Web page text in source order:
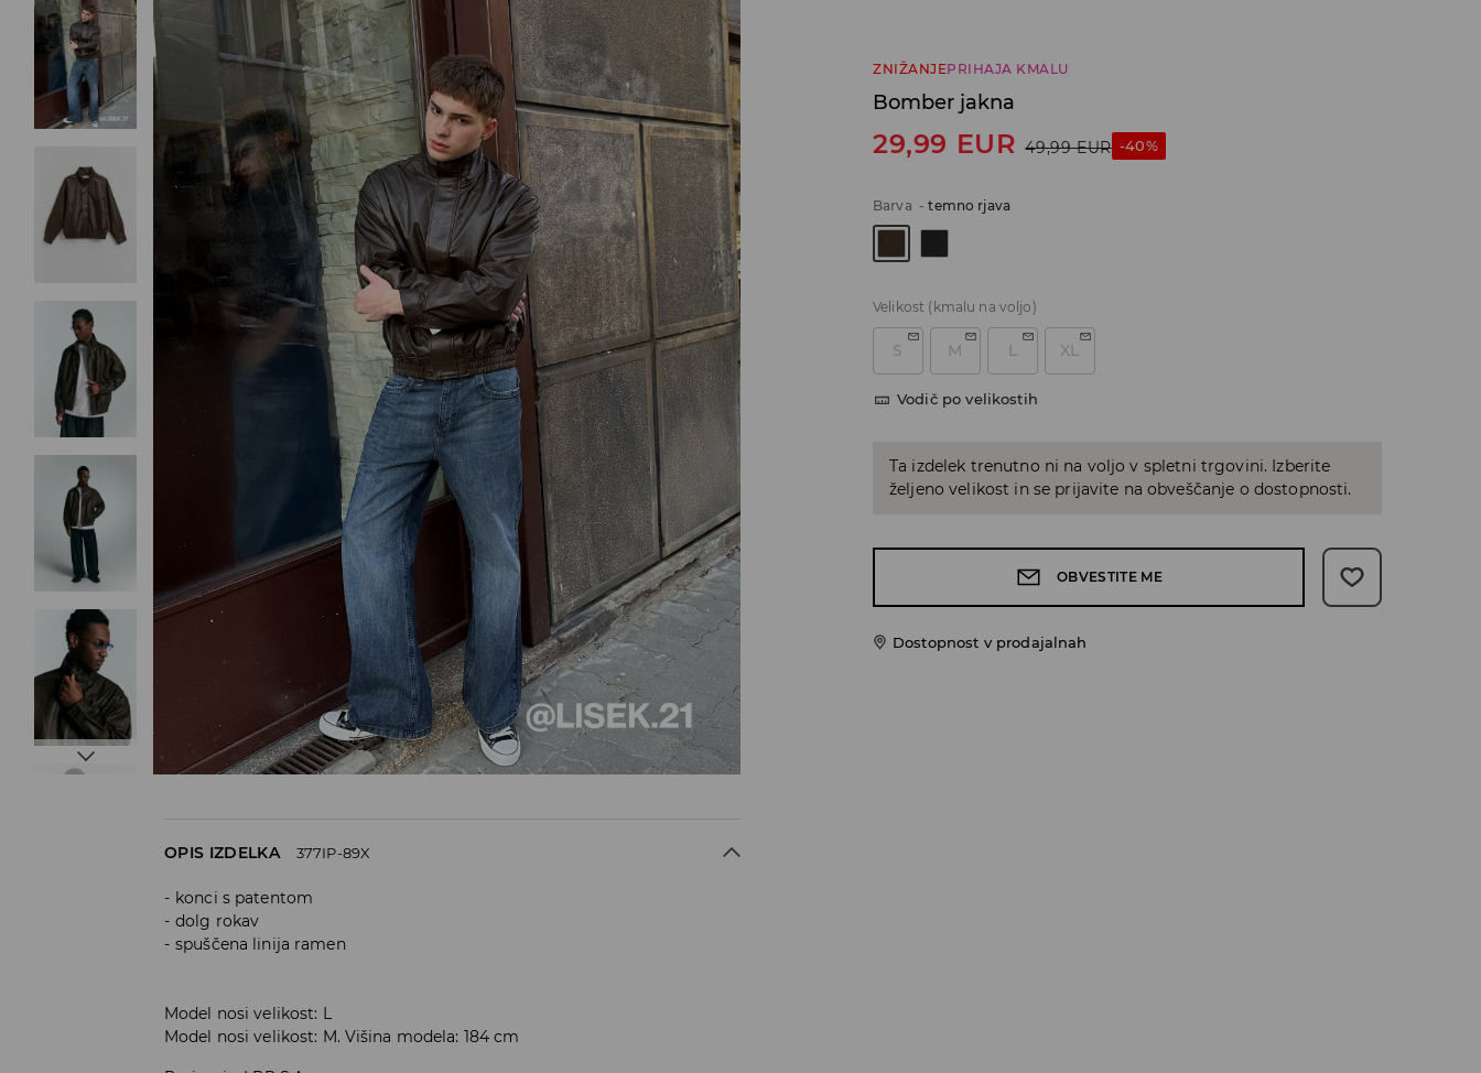
ZNIŽANJEPRIHAJA KMALU
Bomber jakna
29,99 EUR 49,99 EUR -40%
Barva -temno rjava
Velikost (kmalu na voljo)
S M L XL
Vodič po velikostih
Ta izdelek trenutno ni na voljo v spletni trgovini. Izberite
željeno velikost in se prijavite na obveščanje o dostopnosti.
OBVESTITE ME
Dostopnost v prodajalnah
OPIS IZDELKA 377IP-89X
konci s patentom
dolg rokav
spuščena linija ramen
Model nosi velikost: L
Model nosi velikost: M. Višina modela: 184 cm